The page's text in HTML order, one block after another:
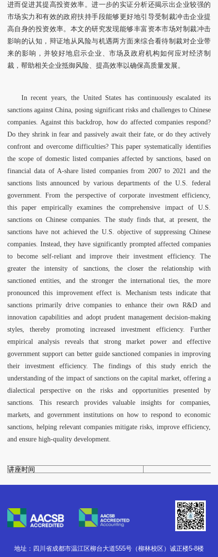
进而促进其提高投资效率。进一步的实证分析还揭示出企业较强的
市场实力和有效的政府扶持手段能够更好地引导受制裁冲击企业提
高自身的投资效率。本文的研究发现能够丰富资本市场对制裁冲击
影响的认知，辩证地从风险与机遇两方面来综合看待制裁对企业带
来的影响，并较好地启示企业、市场及政府机构如何应对经济制
裁，帮助相关企业抵御风险、提高效率以确保高质量发展。
In recent years, the United States has continuously escalated its
sanctions against China, posing significant risks and challenges to Chinese
companies. Against this backdrop, how do affected companies respond?
Do they shrink in fear and passively await their fate, or do they actively
confront and overcome difficulties? This paper systematically identifies
the scope of domestic listed companies affected by sanctions, based on
financial data of A-share listed companies from 2007 to 2021 and the
sanctions lists announced by various departments of the U.S. federal
government. From the perspective of corporate investment efficiency,
this paper empirically examines the comprehensive impact of U.S.
sanctions on Chinese companies. The study finds that, at present, the
sanctions have not achieved the U.S. objective of suppressing Chinese
companies. Instead, they have significantly prompted affected companies
to become self-reliant and improve their investment efficiency. The
greater the intensity of sanctions, the closer the relationship with
sanctioned entities, and the stronger the international ties, the more
pronounced this improvement effect is. Mechanism tests indicate that
sanctions primarily drive companies to enhance their own R&D and
innovation capabilities and adopt prudent management decision-making
styles, thereby promoting increased investment efficiency. Further
empirical analysis reveals that strong market power and effective
government support can better guide sanctioned companies in improving
their investment efficiency. The findings of this study enrich the
understanding of the impact of sanctions on the capital market, offering a
dialectical perspective on the risks and opportunities presented by
sanctions. This research provides valuable insights for companies,
markets, and government institutions on how to respond to economic
sanctions, helping relevant companies mitigate risks, improve efficiency,
and ensure high-quality development.
讲座时间
地址：四川省成都市温江区柳台大道555号（柳林校区）诚正楼5-8楼